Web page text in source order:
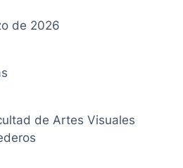
de 2026
de Artes Visuales